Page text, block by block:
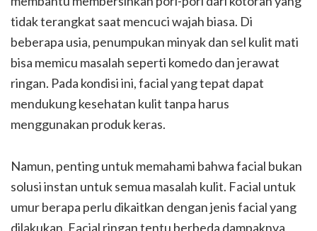
tidak terangkat saat mencuci wajah biasa. Di
beberapa usia, penumpukan minyak dan sel kulit mati
bisa memicu masalah seperti komedo dan jerawat
ringan. Pada kondisi ini, facial yang tepat dapat
mendukung kesehatan kulit tanpa harus
menggunakan produk keras.
Namun, penting untuk memahami bahwa facial bukan
solusi instan untuk semua masalah kulit. Facial untuk
umur berapa perlu dikaitkan dengan jenis facial yang
dilakukan. Facial ringan tentu berbeda dampaknya